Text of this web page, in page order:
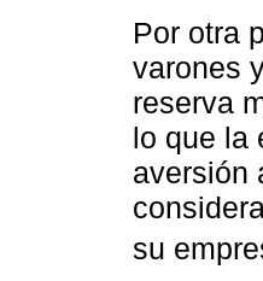
Por otra
varones
reserva
lo que la
aversión
su